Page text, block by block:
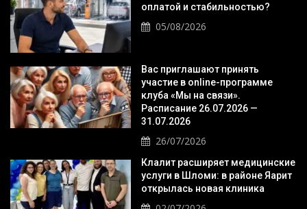
оплатой и стабильностью?
05/08/2026
Вас приглашают принять
участие в online-программе
клуба «Мы на связи».
Расписание 26.07.2026 —
31.07.2026
26/07/2026
Клалит расширяет медицинские
услуги в Шломи: в районе Яарит
открылась новая клиника